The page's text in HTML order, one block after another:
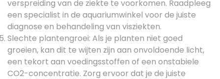
verspreiding van de ziekte te voorkomen. Raadpleeg
een specialist in de aquariumwinkel voor de juiste
diagnose en behandeling van visziekten.
Slechte plantengroei: Als je planten niet goed
groeien, kan dit te wijten zijn aan onvoldoende licht,
een tekort aan voedingsstoffen of een onstabiele
CO2-concentratie. Zorg ervoor dat je de juiste